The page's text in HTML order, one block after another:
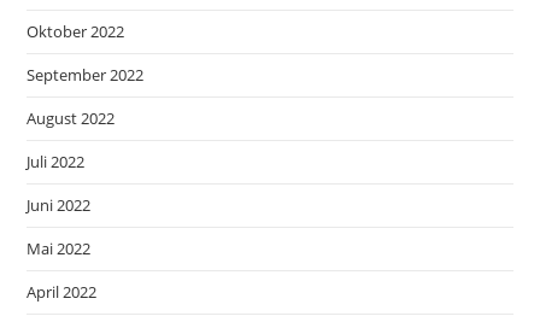
Oktober 2022
September 2022
August 2022
Juli 2022
Juni 2022
Mai 2022
April 2022